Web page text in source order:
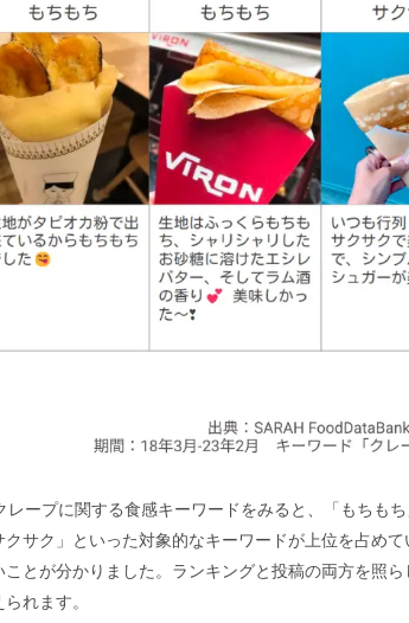
ープに関する食感キーワードをみると、「もちも
クサク」といった対象的なキーワードが上位を占め
とが分かりました。ランキングと投稿の両方を照
れます。